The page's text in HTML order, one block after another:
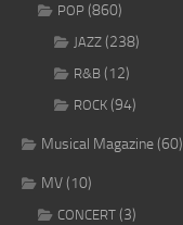
POP (860)
JAZZ (238)
R&B (12)
ROCK (94)
Musical Magazine(60)
MV(10)
CONCERT (3)